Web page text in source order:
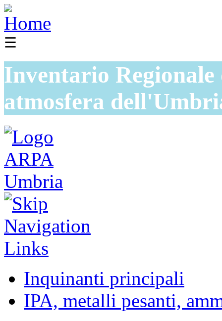
☰
Inventario
atmosfera
Inquinanti principali
IPA, metalli pesanti,